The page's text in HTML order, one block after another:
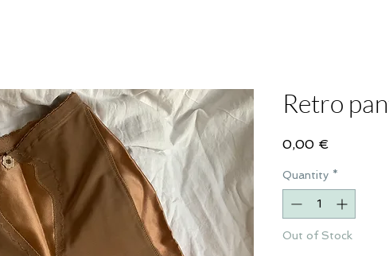
Retro
0,00 €
Quantity *
Out of Stock